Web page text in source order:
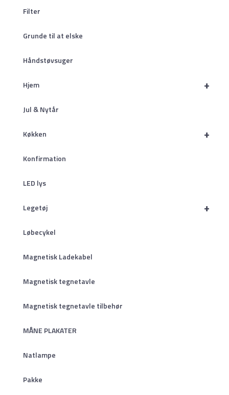
Filter
Grunde til at elske
Håndstøvsuger
+
Hjem
Jul & Nytår
+
Køkken
Konfirmation
LED lys
+
Legetøj
Løbecykel
Magnetisk Ladekabel
Magnetisk tegnetavle
Magnetisk tegnetavle tilbehør
MÅNE PLAKATER
Natlampe
Pakke